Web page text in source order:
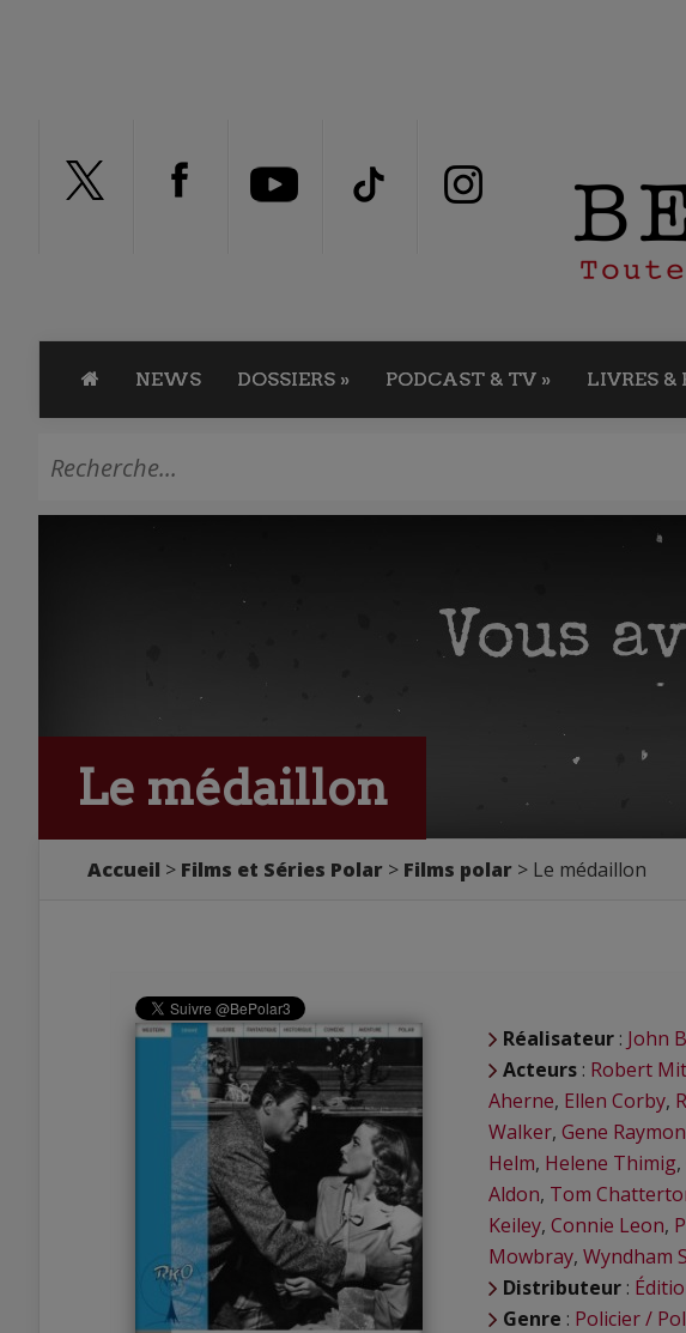
NEWS DOSSIERS » PODCAST & TV » LIVRES &
Le médaillon
Accueil Films et Séries Polar Films polar Le médaillon
Réalisateur : John
Acteurs : Robert
Aherne, Ellen Corby,
Walker, Gene
Helm, Helene Thimig,
Aldon, Tom
Keiley, Connie Leon,
Mowbray, Wyndham
Distributeur :
Genre : Policier /